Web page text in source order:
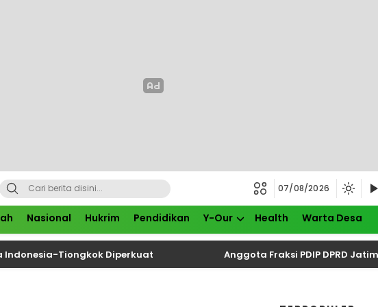
07/08/2026
Nasional Hukrim Pendidikan Y-Our Health Warta Desa
Tiongkok Diperkuat Anggota Fraksi PDIP DPRD Jatim